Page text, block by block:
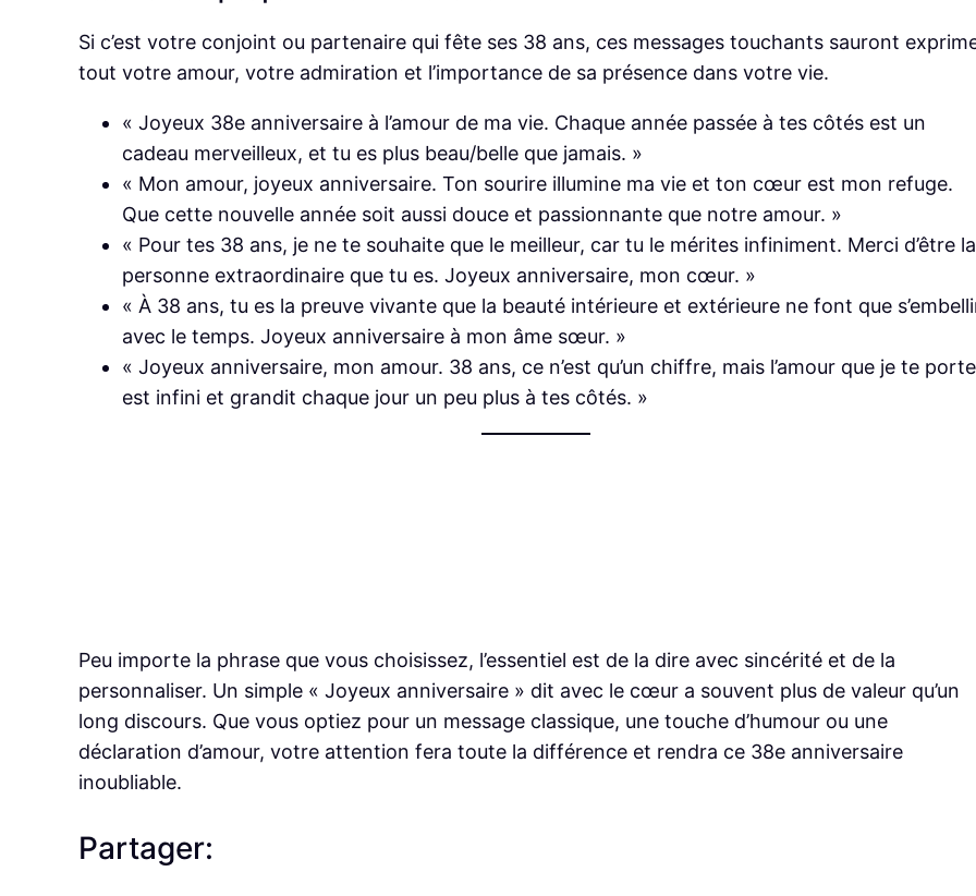
Si c’est votre conjoint ou partenaire qui fête ses 38 ans, ces messages touchants sauront
tout votre amour, votre admiration et l’importance de sa présence dans votre vie.
« Joyeux 38e anniversaire à l’amour de ma vie. Chaque année passée à tes côtés est un
cadeau merveilleux, et tu es plus beau/belle que jamais. »
« Mon amour, joyeux anniversaire. Ton sourire illumine ma vie et ton cœur est mon refuge.
Que cette nouvelle année soit aussi douce et passionnante que notre amour. »
« Pour tes 38 ans, je ne te souhaite que le meilleur, car tu le mérites infiniment. Merci d’être la
personne extraordinaire que tu es. Joyeux anniversaire, mon cœur. »
« À 38 ans, tu es la preuve vivante que la beauté intérieure et extérieure ne font que
avec le temps. Joyeux anniversaire à mon âme sœur. »
« Joyeux anniversaire, mon amour. 38 ans, ce n’est qu’un chiffre, mais l’amour que je te porte
est infini et grandit chaque jour un peu plus à tes côtés. »
Peu importe la phrase que vous choisissez, l’essentiel est de la dire avec sincérité et de la
personnaliser. Un simple « Joyeux anniversaire » dit avec le cœur a souvent plus de valeur qu’un
long discours. Que vous optiez pour un message classique, une touche d’humour ou une
déclaration d’amour, votre attention fera toute la différence et rendra ce 38e anniversaire
inoubliable.
Partager: